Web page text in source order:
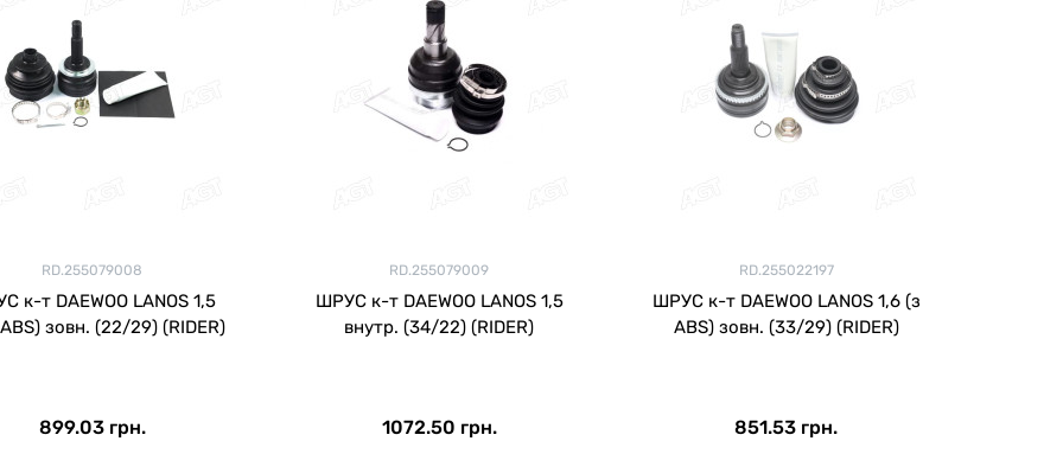
RD.255079008
к-т DAEWOO LANOS 1,5
зовн. (22/29) (RIDER)
899.03 грн.
RD.255079009
ШРУС к-т DAEWOO LANOS 1,5
внутр. (34/22) (RIDER)
1072.50 грн.
RD.255022197
ШРУС к-т DAEWOO LANOS 1,6 (з
ABS) зовн. (33/29) (RIDER)
851.53 грн.